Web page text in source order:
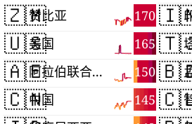
🇿🇲 170
赞比亚
🇺🇸 165
美国
🇦🇪 150
阿拉伯联合酋长国
🇨🇳 145
中国